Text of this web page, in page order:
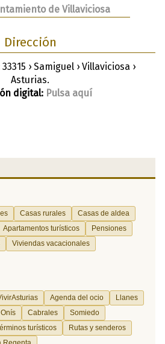
de Villaviciosa
Dirección
33315 › Samiguel › Villaviciosa ›
Asturias.
digital: Pulsa aquí